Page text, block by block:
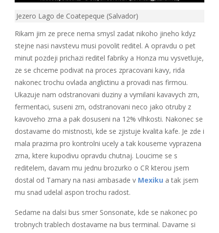
Jezero Lago de Coatepeque (Salvador)
Rikam jim ze prece nema smysl zadat nikoho jineho kdyz
stejne nasi navstevu musi povolit reditel. A opravdu o pet
minut pozdeji prichazi reditel fabriky a Honza mu vysvetluje,
ze se chceme podivat na proces zpracovani kavy, rida
nakonec trochu ovlada anglictinu a provadi nas firmou.
Ukazuje nam odstranovani duziny a vymilani kavavych zrn,
fermentaci, suseni zrn, odstranovani neco jako otruby z
kavoveho zrna a pak dosuseni na 12% vlhkosti. Nakonec se
dostavame do mistnosti, kde se zjistuje kvalita kafe. Je zde i
mala prazirna pro kontrolni ucely a tak kouseme vyprazena
zrna, ktere kupodivu opravdu chutnaj. Loucime se s
reditelem, davam mu jednu brozurko o CR kterou jsem
dostal od Tamary na nasi ambasade v Mexiku a tak jsem
mu snad udelal aspon trochu radost.
Sedame na dalsi bus smer Sonsonate, kde se nakonec po
trobnych trablech dostavame na bus terminal. Davame si